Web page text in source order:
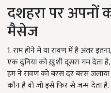
दशहरा पर अपनों
मैसेज
1. राम होने में या रावण में है अंतर
एक दुनिया को ख़ुशी दूसरा गम देता है,
हम ने रावण को बरस दर बरस
कौन है वो जो इसे फिर से जन्म देता है.